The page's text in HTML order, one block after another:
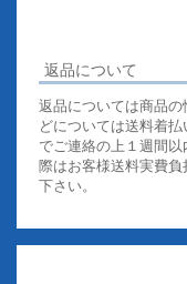
返品について
返品については商品
どについては送料着
でご連絡の上１週間
際はお客様送料実費
下さい。